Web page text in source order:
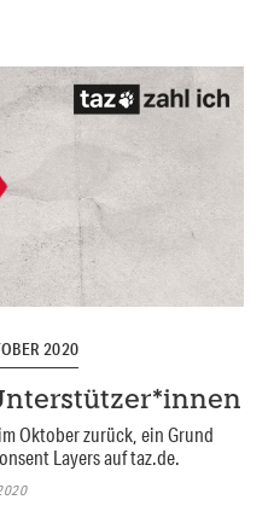
2020
Oktober zurück, ein Grund
Layers auf taz.de.